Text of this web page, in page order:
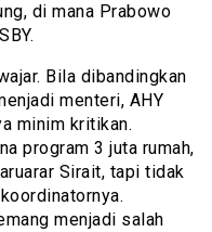
di mana Prabowo
Bila dibandingkan
menteri, AHY
minim kritikan.
program 3 juta rumah,
Sirait, tapi tidak
menjadi salah